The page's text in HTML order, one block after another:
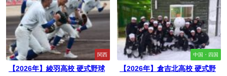
関西
【2026年】綾羽高校 硬式野球
中国・四国
【2026年】倉吉北高校 硬式野